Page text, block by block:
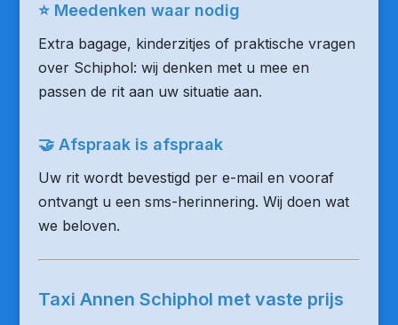
⭐ Meedenken waar nodig
Extra bagage, kinderzitjes of praktische vragen
over Schiphol: wij denken met u mee en
passen de rit aan uw situatie aan.
🤝 Afspraak is afspraak
Uw rit wordt bevestigd per e-mail en vooraf
ontvangt u een sms-herinnering. Wij doen wat
we beloven.
Taxi Annen Schiphol met vaste prijs